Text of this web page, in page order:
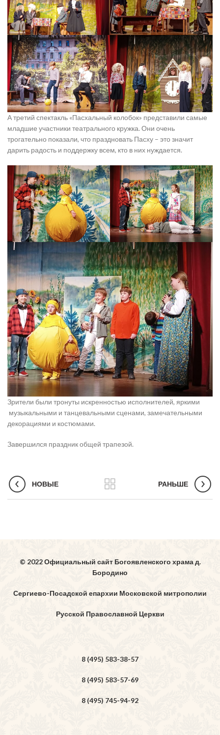
А третий спектакль «Пасхальный колобок» представили самые
младшие участники театрального кружка. Они очень
трогательно показали, что праздновать Пасху – это значит
дарить радость и поддержку всем, кто в них нуждается.
Зрители были тронуты искренностью исполнителей, яркими
музыкальными и танцевальными сценами, замечательными
декорациями и костюмами.
Завершился праздник общей трапезой.
НОВЫЕ РАНЬШЕ
© 2022 Официальный сайт Богоявленского храма д.
Бородино
Сергиево-Посадской епархии Московской митрополии
Русской Православной Церкви
8 (495) 583-38-57
8 (495) 583-57-69
8 (495) 745-94-92